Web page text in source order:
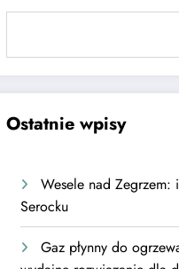
Ostatnie wpisy
Wesele nad Zegrzem:
Serocku
Gaz płynny do